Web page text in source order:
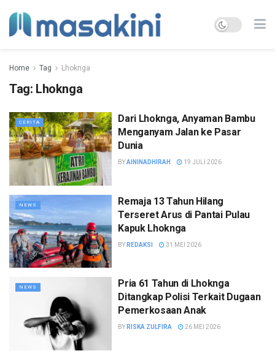
Home Tag Lhoknga
Tag: Lhoknga
CERITA
Dari Lhoknga, Anyaman Bambu
Menganyam Jalan ke Pasar
Dunia
BYAININADHIRAH 19 JULI 2026
NEWS
Remaja 13 Tahun Hilang
Terseret Arus di Pantai Pulau
Kapuk Lhoknga
BY REDAKSI 31 MEI 2026
NEWS
Pria 61 Tahun di Lhoknga
Ditangkap Polisi Terkait Dugaan
Pemerkosaan Anak
BY RISKA ZULFIRA 26 MEI 2026